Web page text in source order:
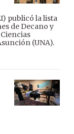
publicó la lista
de Decano y
(UNA).